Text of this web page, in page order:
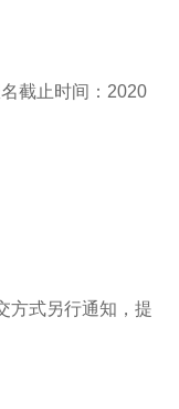
截止时间：2020
方式另行通知，提